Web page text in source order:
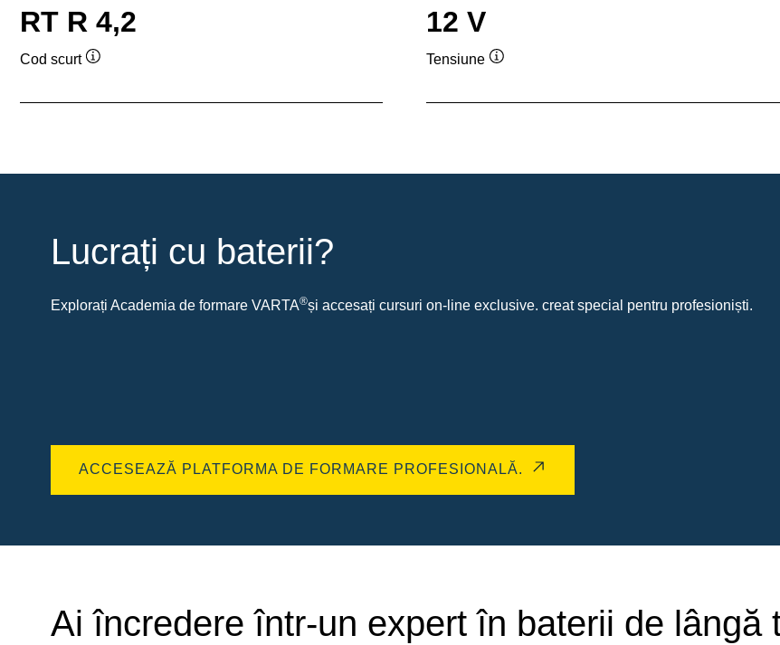
RT R 4,2
Cod scurt
12 V
Tensiune
Lucrați cu baterii?
Explorați Academia de formare VARTA®și accesați cursuri on-line exclusive. creat special pentru profesioniști.
ACCESEAZĂ PLATFORMA DE FORMARE PROFESIONALĂ.
Ai încredere într-un expert în baterii de lângă